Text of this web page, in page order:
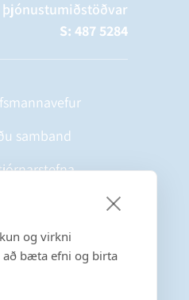
og virkni
að bæta efni og birta
S: 487 5284
samband
með á Facebook